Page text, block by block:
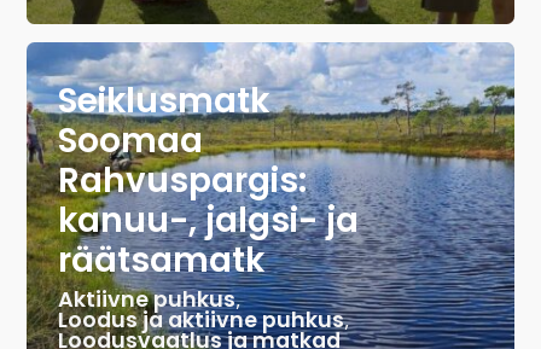
Seiklusmatk
Soomaa
Rahvuspargis:
kanuu-, jalgsi- ja
räätsamatk
Aktiivne puhkus,
Loodus ja aktiivne puhkus,
Loodusvaatlus ja matkad